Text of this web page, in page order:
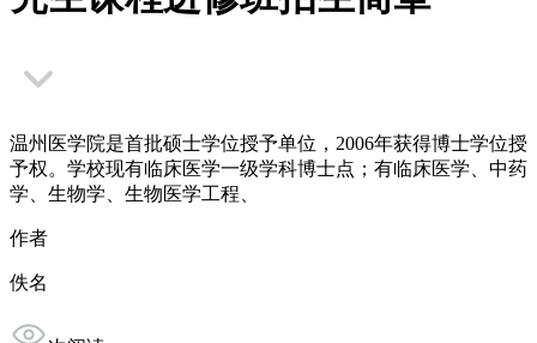
温州医学院是首批硕士学位授予单位，2006年获得博士学位授
予权。学校现有临床医学一级学科博士点；有临床医学、中药
学、生物学、生物医学工程、
作者
佚名